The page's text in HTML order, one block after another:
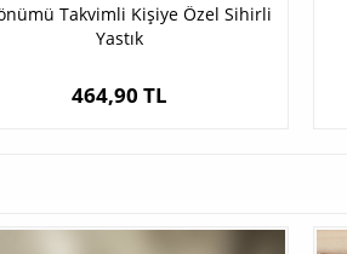
Takvimli Kişiye Özel Sihirli
Yastık
464,90 TL